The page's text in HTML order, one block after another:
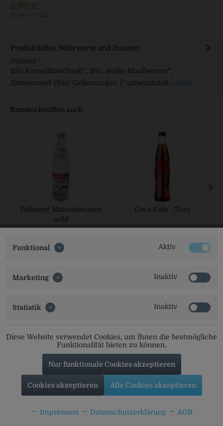
3,99 €
Produktinfos, Nährwerte und Zutaten
Zutaten :
25% Kornellkirschsaft*, 25% weiße Maulbeeren*,
Zitronensaft (Bio), Gelierzucker. (*unbehandelt...
mehr
Kunden kauften auch
Pöllinger Mineralwasser
mild
Coca Cola - Zero
Folgt uns auf unseren Kanälen für alle Neuigkeiten:
Service Hotline
Shop Service
Funktional Aktiv
Marketing Inaktiv
Statistik Inaktiv
Diese Website verwendet Cookies, um Ihnen die bestmögliche
Funktionalität bieten zu können.
Nur funktionale Cookies akzeptieren
Cookies akzeptieren Alle Cookies akzeptieren
Impressum Datenschutzerklärung AGB